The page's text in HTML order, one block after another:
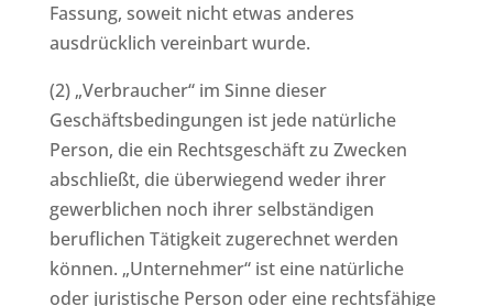
Fassung, soweit nicht etwas anderes
ausdrücklich vereinbart wurde.
(2) „Verbraucher“ im Sinne dieser
Geschäftsbedingungen ist jede natürliche
Person, die ein Rechtsgeschäft zu Zwecken
abschließt, die überwiegend weder ihrer
gewerblichen noch ihrer selbständigen
beruflichen Tätigkeit zugerechnet werden
können. „Unternehmer“ ist eine natürliche
oder juristische Person oder eine rechtsfähige